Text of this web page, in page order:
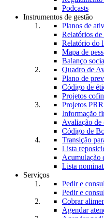
Podcasts
Instrumentos de gestão
Planos de
Relatórios de
Relatório do
Mapa de
Balanço
Quadro de
Plano de
Código de
Projetos
Projetos PRR
Informação
Avaliação
Código de
Transição
Lista
Acumulação
Lista
Serviços
Pedir e
Pedir e
Cobrar
Agendar